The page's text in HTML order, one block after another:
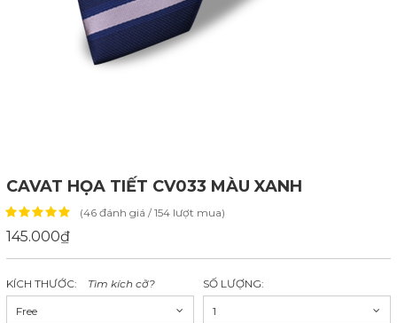
CAVAT HỌA TIẾT CV033 MÀU XANH
(46 đánh giá / 154 lượt mua)
145.000₫
KÍCH THƯỚC: Tìm kích cỡ?
Free
SỐ LƯỢNG:
1